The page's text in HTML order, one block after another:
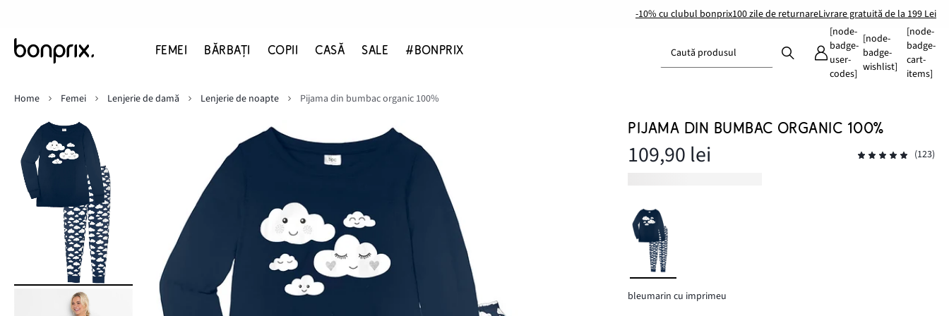
-10% cu clubul bonprix100 zile de returnareLivrare gratuită de la 199 Lei
FEMEI BĂRBAŢI COPII CASĂ SALE #BONPRIX Caută produsul
[node-
badge-
user-
codes]
[node-
badge-
wishlist]
[node-
badge-
cart-
items]
Home
Femei Lenjerie de damă Lenjerie de noapte Pijama din bumbac organic 100%
PIJAMA DIN BUMBAC ORGANIC 100%
109,90 lei (123)
bleumarin cu imprimeu